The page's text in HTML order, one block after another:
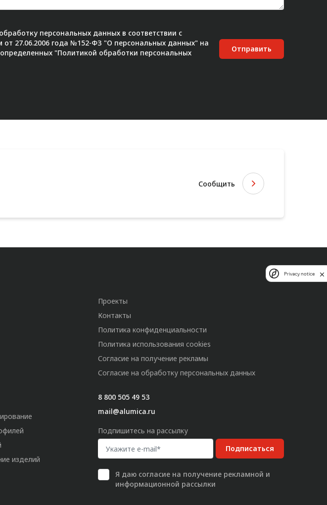
персональных данных в соответствии с
27.06.2006 года №152-ФЗ "О персональных данных" на
"Политикой обработки персональных
Отправить
Сообщить
изделий
Проекты
Контакты
Политика конфиденциальности
Политика использования cookies
Согласие на получение рекламы
Согласие на обработку персональных данных
8 800 505 49 53
mail@alumica.ru
Подпишитесь на рассылку
Подписаться
Я даю согласие на получение рекламной и
информационной рассылки
Privacy notice